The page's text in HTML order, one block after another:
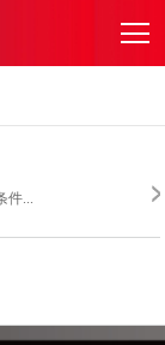
件...